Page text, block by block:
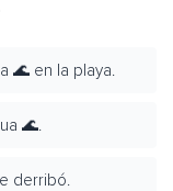
🌊 en la playa.
🌊.
derribó.